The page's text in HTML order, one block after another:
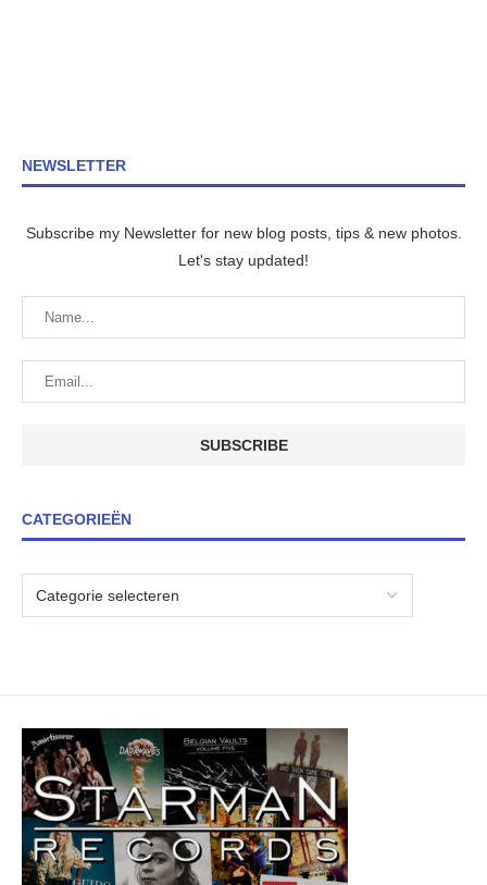
NEWSLETTER
Subscribe my Newsletter for new blog posts, tips & new photos.
Let's stay updated!
CATEGORIEËN